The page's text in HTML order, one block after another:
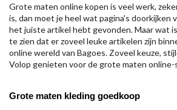
Grote maten online kopen is veel werk,
is, dan moet je heel wat pagina's doorkijken
het juiste artikel hebt gevonden. Maar wat
te zien dat er zoveel leuke artikelen zijn
online wereld van Bagoes. Zoveel keuze,
Volop genieten voor de grote maten online-
Grote maten kleding goedkoop